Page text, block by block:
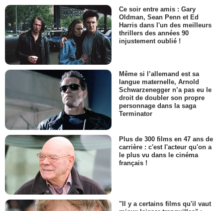
Ce soir entre amis : Gary
Oldman, Sean Penn et Ed
Harris dans l'un des meilleurs
thrillers des années 90
injustement oublié !
Même si l’allemand est sa
langue maternelle, Arnold
Schwarzenegger n’a pas eu le
droit de doubler son propre
personnage dans la saga
Terminator
Plus de 300 films en 47 ans de
carrière : c'est l'acteur qu'on a
le plus vu dans le cinéma
français !
"Il y a certains films qu'il vaut